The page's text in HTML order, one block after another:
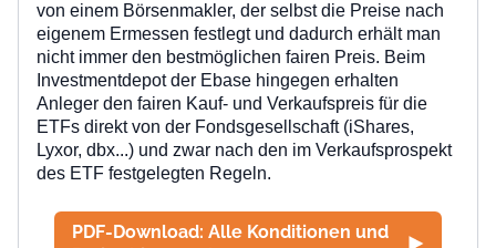
von einem Börsenmakler, der selbst die Preise nach
eigenem Ermessen festlegt und dadurch erhält man
nicht immer den bestmöglichen fairen Preis. Beim
Investmentdepot der Ebase hingegen erhalten
Anleger den fairen Kauf- und Verkaufspreis für die
ETFs direktvon der Fondsgesellschaft (iShares,
Lyxor, dbx...) und zwar nach den im Verkaufsprospekt
des ETF festgelegten Regeln.
PDF-Download: Alle Konditionen und